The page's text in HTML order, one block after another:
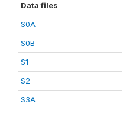
Data files
S0A
S0B
S1
S2
S3A